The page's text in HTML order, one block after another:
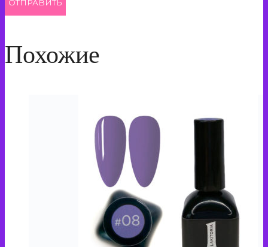
Похожие